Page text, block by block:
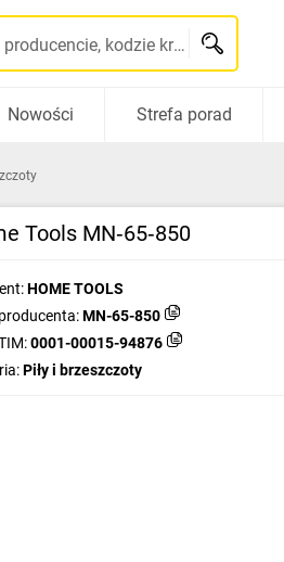
Szukaj po nazwie, indeksie, producencie, kodzie kreskowym...
Nowości Strefa porad
Tools MN‑65‑850
HOME TOOLS
MN-65-850
0001-00015-94876
Piły i brzeszczoty